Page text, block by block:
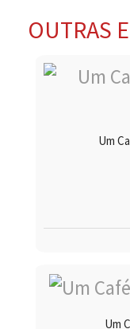
OUTRAS
Um
Um